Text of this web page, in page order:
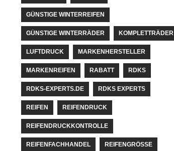
GÜNSTIGE WINTERREIFEN
GÜNSTIGE WINTERRÄDER KOMPLETTRÄDER
LUFTDRUCK MARKENHERSTELLER
MARKENREIFEN RABATT RDKS
RDKS-EXPERTS.DE RDKS EXPERTS
REIFEN REIFENDRUCK
REIFENDRUCKKONTROLLE
REIFENFACHHANDEL REIFENGRÖSSE